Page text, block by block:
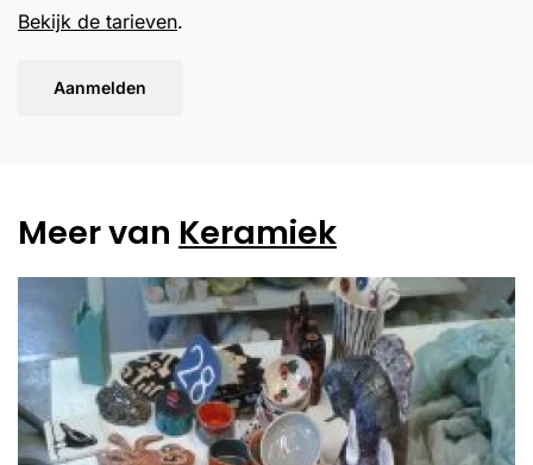
Bekijk de tarieven.
Aanmelden
Meer van Keramiek